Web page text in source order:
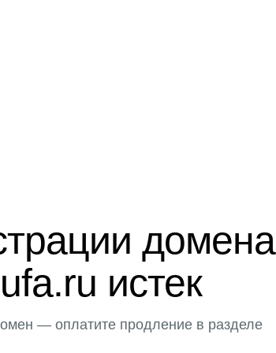
домена
истек
— оплатите продление в разделе